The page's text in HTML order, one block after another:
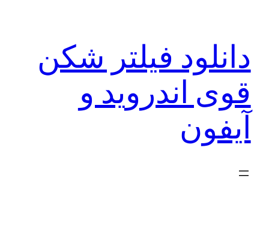
دانلود فیلتر شکن
قوی اندروید و
آیفون